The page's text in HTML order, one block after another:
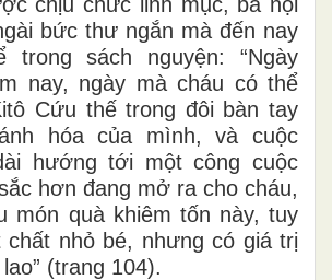
bức thư ngắn mà đến nay
trong sách nguyện: “Ngày
nay, ngày mà cháu có thể
Cứu thế trong đôi bàn tay
hóa của mình, và cuộc
hướng tới một công cuộc
hơn đang mở ra cho cháu,
món quà khiêm tốn này, tuy
nhỏ bé, nhưng có giá trị
(trang 104).